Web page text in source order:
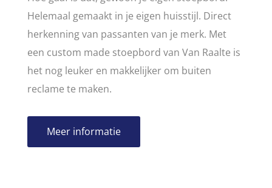
Helemaal gemaakt in je eigen huisstijl. Direct
herkenning van passanten van je merk. Met
een custom made stoepbord van Van Raalte is
het nog leuker en makkelijker om buiten
reclame te maken.
Meer informatie